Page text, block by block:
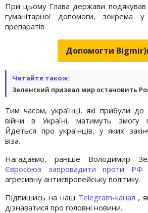
При цьому Глава держави подякував
гуманітарної допомоги, зокрема
препаратів.
Допомогти
Читайте також:
Зеленский призвал мир остановить
Тим часом, українці, які прибули до
війни в Україні, матимуть змогу
Йдеться про українців, у яких
віза.
Нагадаємо, раніше Володимир
Євросоюз запровадити проти РФ
агресивну антиєвропейську політику.
Підпишись на наш Telegram-канал ,
дізнаватися про головні новини.